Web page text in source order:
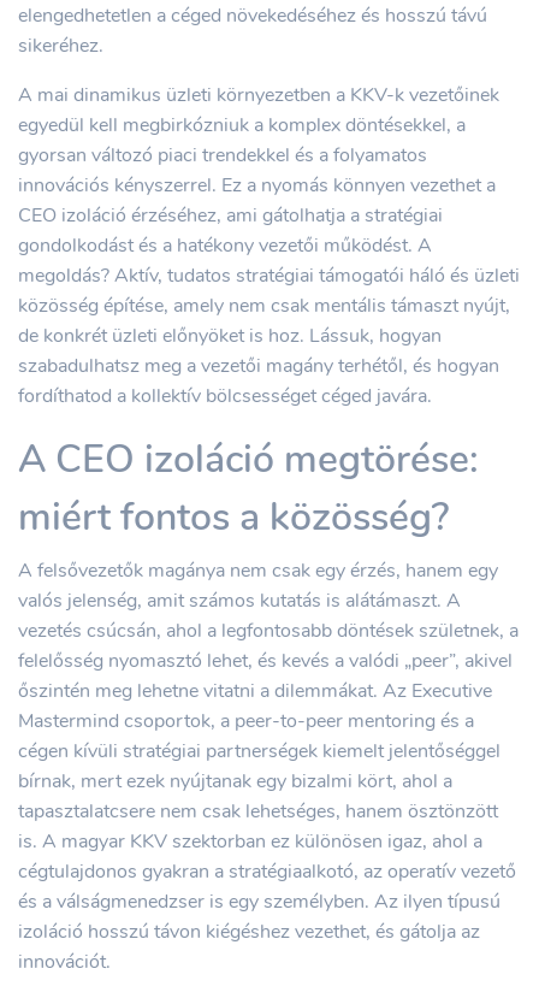
elengedhetetlen a céged növekedéséhez és hosszú távú
sikeréhez.
A mai dinamikus üzleti környezetben a KKV-k vezetőinek
egyedül kell megbirkózniuk a komplex döntésekkel, a
gyorsan változó piaci trendekkel és a folyamatos
innovációs kényszerrel. Ez a nyomás könnyen vezethet a
CEO izoláció érzéséhez, ami gátolhatja a stratégiai
gondolkodást és a hatékony vezetői működést. A
megoldás? Aktív, tudatos stratégiai támogatói háló és üzleti
közösség építése, amely nem csak mentális támaszt nyújt,
de konkrét üzleti előnyöket is hoz. Lássuk, hogyan
szabadulhatsz meg a vezetői magány terhétől, és hogyan
fordíthatod a kollektív bölcsességet céged javára.
A CEO izoláció megtörése:
miért fontos a közösség?
A felsővezetők magánya nem csak egy érzés, hanem egy
valós jelenség, amit számos kutatás is alátámaszt. A
vezetés csúcsán, ahol a legfontosabb döntések születnek, a
felelősség nyomasztó lehet, és kevés a valódi „peer”, akivel
őszintén meg lehetne vitatni a dilemmákat. Az Executive
Mastermind csoportok, a peer-to-peer mentoring és a
cégen kívüli stratégiai partnerségek kiemelt jelentőséggel
bírnak, mert ezek nyújtanak egy bizalmi kört, ahol a
tapasztalatcsere nem csak lehetséges, hanem ösztönzött
is. A magyar KKV szektorban ez különösen igaz, ahol a
cégtulajdonos gyakran a stratégiaalkotó, az operatív vezető
és a válságmenedzser is egy személyben. Az ilyen típusú
izoláció hosszú távon kiégéshez vezethet, és gátolja az
innovációt.